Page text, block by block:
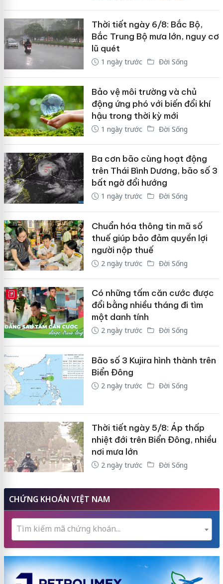
Thời tiết ngày 6/8: Bắc Bộ,
Bắc Trung Bộ mưa lớn, nguy cơ
lũ quét
1 ngày trước Đời Sống
Bảo vệ môi trường và chủ
động ứng phó với biến đổi khí
hậu trong thời kỳ mới
1 ngày trước Đời Sống
Ba cơn bão cùng hoạt động
trên Thái Bình Dương, bão số 3
bất ngờ đổi hướng
1 ngày trước Đời Sống
Chuẩn hóa thông tin mã số
thuế giúp bảo đảm quyền lợi
người nộp thuế
2 ngày trước Đời Sống
E-MAGAZINE
Có những tấm căn cước được
đổi bằng nhiều tháng đi tìm
một danh tính
2 ngày trước Đời Sống
Bão số 3 Kujira hình thành trên
Biển Đông
2 ngày trước Đời Sống
Thời tiết ngày 5/8: Áp thấp
nhiệt đới trên Biển Đông, nhiều
nơi mưa lớn
2 ngày trước Đời Sống
CHỨNG KHOÁN VIỆT NAM
Tìm kiếm mã chứng khoán...